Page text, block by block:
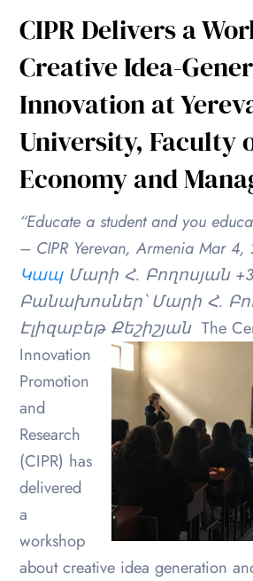
CIPR Delivers a
Creative Idea-
Innovation at
University, Faculty
Economy and
“Educate a student and you
– CIPR Yerevan, Armenia Mar 4,
ԿապՄարի Հ. Բողոսյան
Բանախոսներ՝ Մարի Հ.
Էլիզաբեթ Քեշիշյան The
Innovation
Promotion
and
Research
(CIPR) has
delivered
a
workshop
about creative idea generation